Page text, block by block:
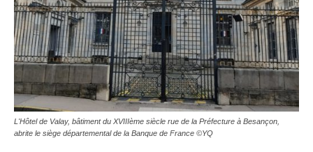
L'Hôtel de Valay, bâtiment du XVIIIème siècle rue de la Préfecture à Besançon,
abrite le siège départemental de la Banque de France ©YQ